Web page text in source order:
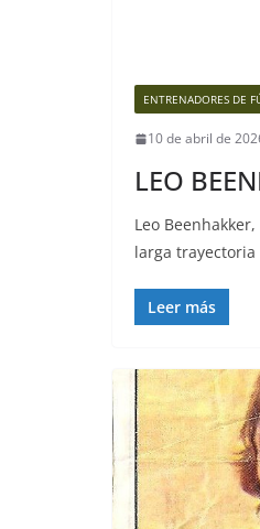
ENTRENADORES DE
10 de abril de
LEO
Leo
larga trayectoria
Leer más